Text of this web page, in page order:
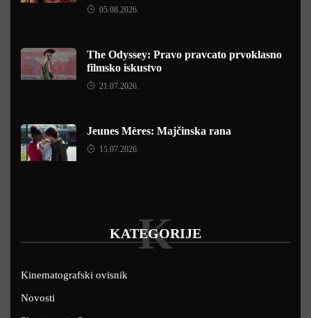
05.08.2026.
The Odyssey: Pravo pravcato prvoklasno
filmsko iskustvo
21.07.2026.
Jeunes Mères: Majčinska rana
15.07.2026.
KATEGORIJE
K
Kinematografski ovisnik
Novosti